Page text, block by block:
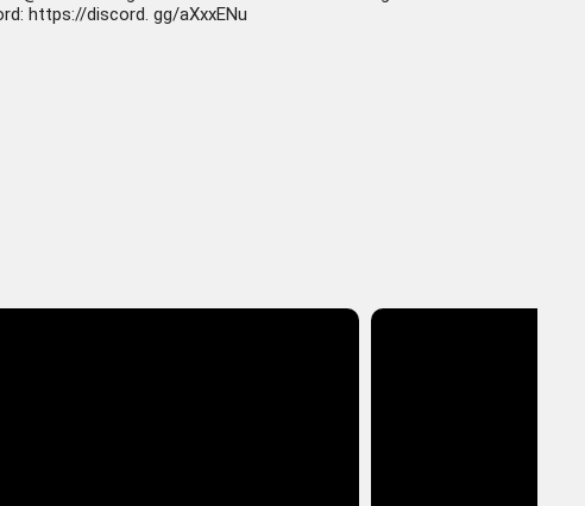
https://discord. gg/aXxxENu